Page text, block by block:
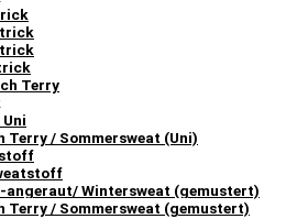
Terry
Terry / Sommersweat (Uni)
angeraut/ Wintersweat (gemustert)
Terry / Sommersweat (gemustert)